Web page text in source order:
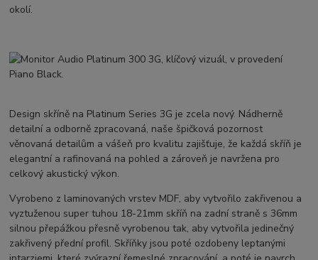
okolí.
Design skříně na Platinum Series 3G je zcela nový. Nádherně
detailní a odborně zpracovaná, naše špičková pozornost
věnovaná detailům a vášeň pro kvalitu zajišťuje, že každá skříň je
elegantní a rafinovaná na pohled a zároveň je navržena pro
celkový akustický výkon.
Vyrobeno z laminovaných vrstev MDF, aby vytvořilo zakřivenou a
vyztuženou super tuhou 18-21mm skříň na zadní straně s 36mm
silnou přepážkou přesně vyrobenou tak, aby vytvořila jedinečný
zakřivený přední profil. Skříňky jsou poté ozdobeny leptanými